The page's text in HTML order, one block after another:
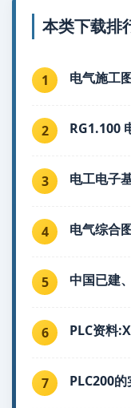
本类下载排
1 电气施工
2 RG1.100
3 电工电子
4 电气综合
5 中国已建
6 PLC资料
7 PLC200